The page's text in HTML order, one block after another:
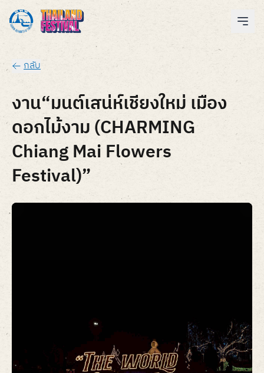
กลับ
งาน“มนต์เสน่ห์เชียงใหม่ เมือง
ดอกไม้งาม (CHARMING
Chiang Mai Flowers
Festival)”